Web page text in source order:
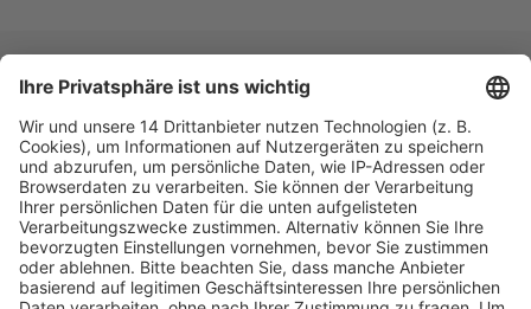
Fachmedien Recht und Wirtschaft
Ein Fachbereich der
dfv Mediengruppe